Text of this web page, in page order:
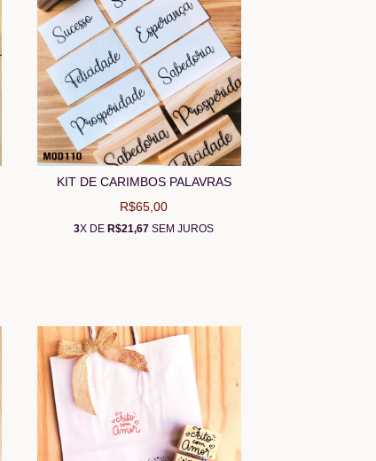
KIT DE CARIMBOS PALAVRAS
R$65,00
3X DE R$21,67 SEM JUROS